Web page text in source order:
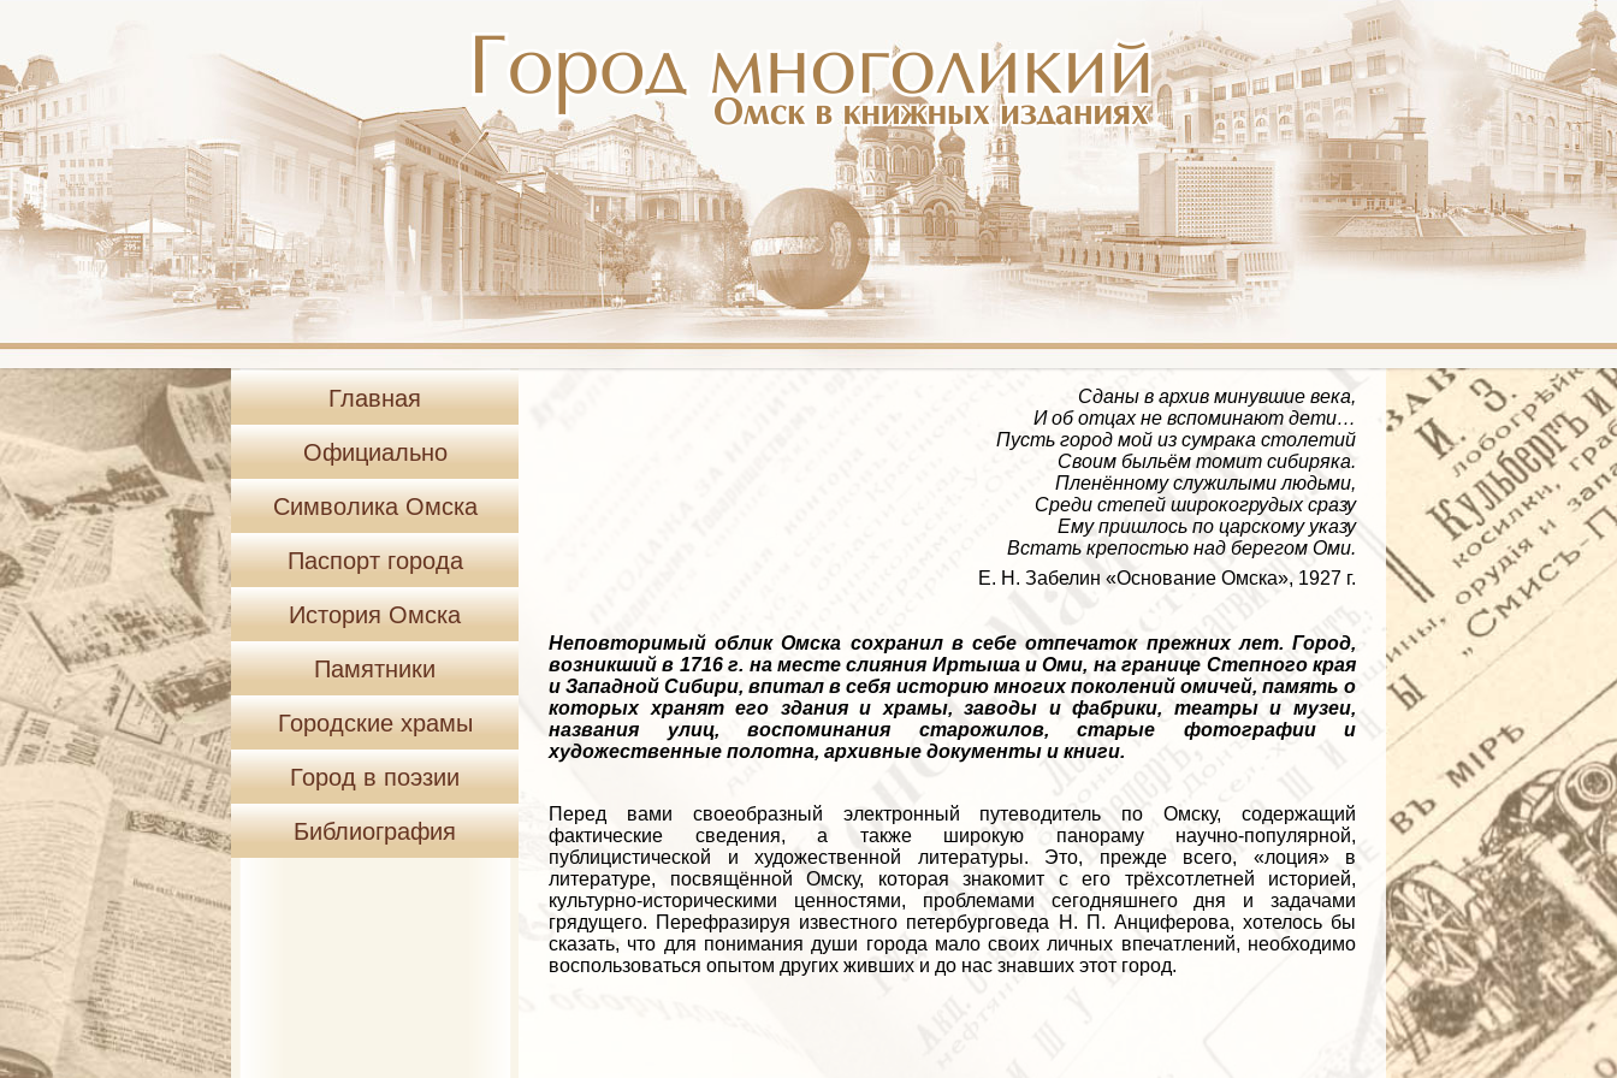
Главная
Официально
Символика Омска
Паспорт города
История Омска
Памятники
Городские храмы
Город в поэзии
Библиография
Сданы в архив минувшие века,
И об отцах не вспоминают дети…
Пусть город мой из сумрака столетий
Своим быльём томит сибиряка.
Пленённому служилыми людьми,
Среди степей широкогрудых сразу
Ему пришлось по царскому указу
Встать крепостью над берегом Оми.
Е. Н. Забелин «Основание Омска», 1927 г.
Неповторимый облик Омска сохранил в себе отпечаток прежних лет. Город,
возникший в 1716 г. на месте слияния Иртыша и Оми, на границе Степного края
и Западной Сибири, впитал в себя историю многих поколений омичей, память о
которых хранят его здания и храмы, заводы и фабрики, театры и музеи,
названия улиц, воспоминания старожилов, старые фотографии и
художественные полотна, архивные документы и книги.
Перед вами своеобразный электронный путеводитель по Омску, содержащий
фактические сведения, а также широкую панораму научно-популярной,
публицистической и художественной литературы. Это, прежде всего, «лоция»в
литературе, посвящённой Омску, которая знакомит с его трёхсотлетней историей,
культурно-историческими ценностями, проблемами сегодняшнего дня и задачами
грядущего. Перефразируя известного петербурговеда Н. П. Анциферова, хотелось бы
сказать, что для понимания души города мало своих личных впечатлений, необходимо
воспользоваться опытом других живших и до нас знавших этот город.